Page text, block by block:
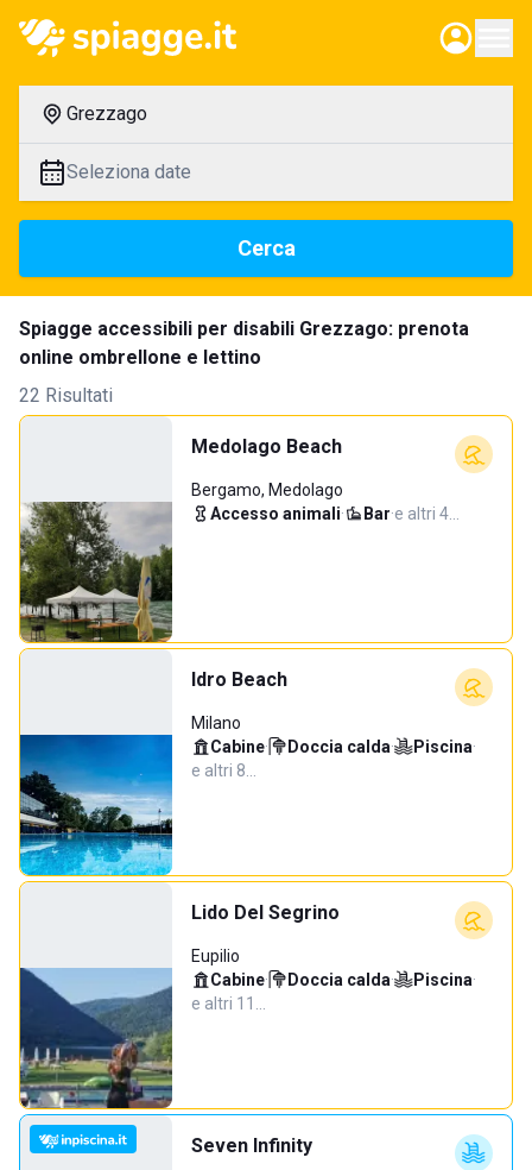
Grezzago
Seleziona date
Cerca
Spiagge accessibili per disabili Grezzago: prenota
online ombrellone e lettino
22 Risultati
Medolago Beach
Bergamo, Medolago
Accesso animali· Bar·e altri 4…
Idro Beach
Milano
Cabine· Doccia calda· Piscina·
e altri 8…
Lido Del Segrino
Eupilio
Cabine· Doccia calda· Piscina·
e altri 11…
Seven Infinity